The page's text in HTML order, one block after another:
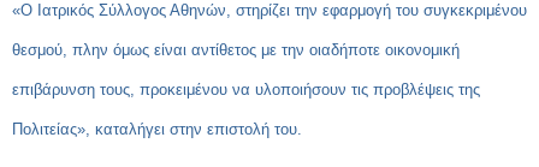
«Ο Ιατρικός Σύλλογος Αθηνών, στηρίζει την εφαρμογή του συγκεκριμένου
θεσμού, πλην όμως είναι αντίθετος με την οιαδήποτε οικονομική
επιβάρυνση τους, προκειμένου να υλοποιήσουν τις προβλέψεις της
Πολιτείας», καταλήγει στην επιστολή του.